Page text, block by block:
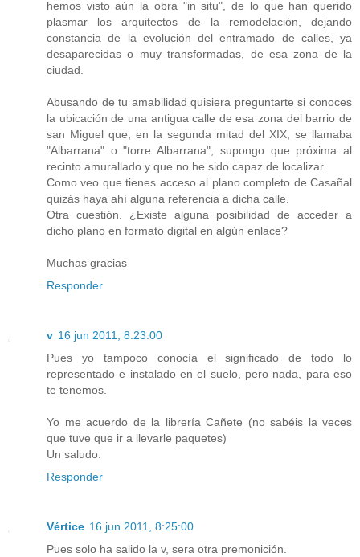
hemos visto aún la obra "in situ", de lo que han querido
plasmar los arquitectos de la remodelación, dejando
constancia de la evolución del entramado de calles, ya
desaparecidas o muy transformadas, de esa zona de la
ciudad.
Abusando de tu amabilidad quisiera preguntarte si conoces
la ubicación de una antigua calle de esa zona del barrio de
san Miguel que, en la segunda mitad del XIX, se llamaba
"Albarrana" o "torre Albarrana", supongo que próxima al
recinto amurallado y que no he sido capaz de localizar.
Como veo que tienes acceso al plano completo de Casañal
quizás haya ahí alguna referencia a dicha calle.
Otra cuestión. ¿Existe alguna posibilidad de acceder a
dicho plano en formato digital en algún enlace?
Muchas gracias
Responder
v 16 jun 2011, 8:23:00
Pues yo tampoco conocía el significado de todo lo
representado e instalado en el suelo, pero nada, para eso
te tenemos.
Yo me acuerdo de la librería Cañete (no sabéis la veces
que tuve que ir a llevarle paquetes)
Un saludo.
Responder
Vértice 16 jun 2011, 8:25:00
Pues solo ha salido la v, sera otra premonición.